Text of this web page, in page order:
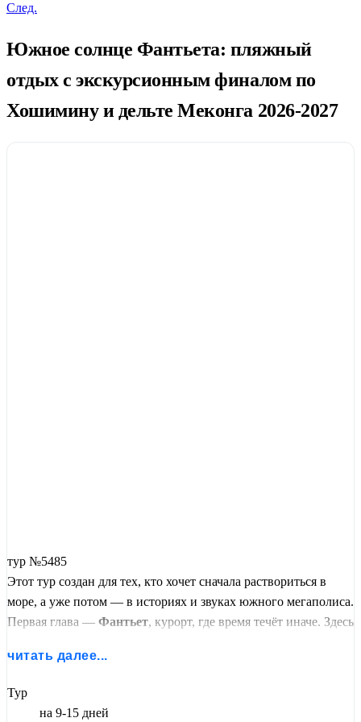
След.
Южное солнце Фантьета: пляжный
отдых с экскурсионным финалом по
Хошимину и дельте Меконга 2026-2027
тур №5485
Этот тур создан для тех, кто хочет сначала раствориться в
море, а уже потом — в историях и звуках южного мегаполиса.
Первая глава — Фантьет, курорт, где время течёт иначе. Здесь
пляжи, дюны цвета охры и корицы, рыбацкие лодки на
прямо с веток. Вы сами решаете, сколько дней продлится этот
читать далее...
Тур
на 9-15 дней